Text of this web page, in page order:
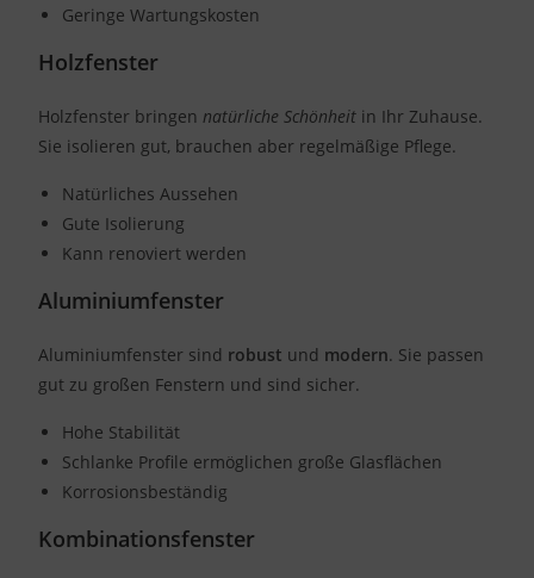
Geringe Wartungskosten
Holzfenster
Holzfenster bringennatürliche Schönheit in Ihr Zuhause.
Sie isolieren gut, brauchen aber regelmäßige Pflege.
Natürliches Aussehen
Gute Isolierung
Kann renoviert werden
Aluminiumfenster
Aluminiumfenster sind robust und modern. Sie passen
gut zu großen Fenstern und sind sicher.
Hohe Stabilität
Schlanke Profile ermöglichen große Glasflächen
Korrosionsbeständig
Kombinationsfenster